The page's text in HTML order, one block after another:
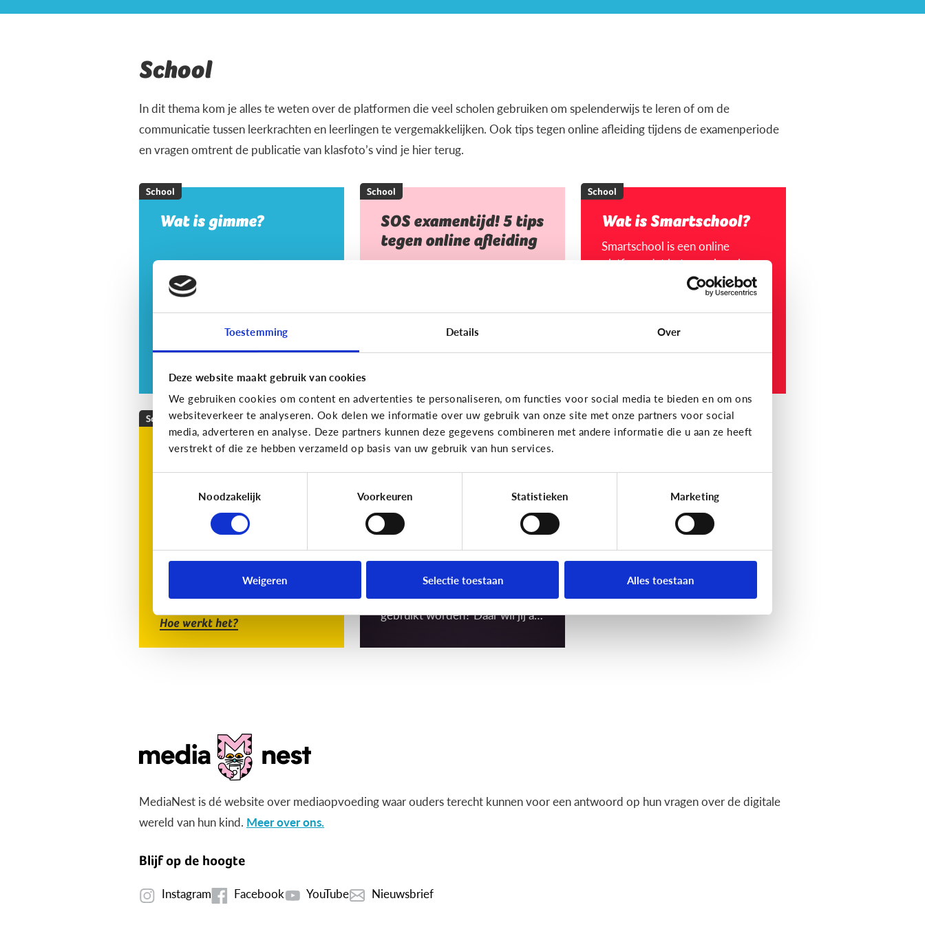
Toestemming Details Over
Deze website maakt gebruik van cookies
We gebruiken cookies om content en advertenties te personaliseren, om functies voor social media te bieden en om ons
websiteverkeer te analyseren. Ook delen we informatie over uw gebruik van onze site met onze partners voor social
media, adverteren en analyse. Deze partners kunnen deze gegevens combineren met andere informatie die u aan ze heeft
verstrekt of die ze hebben verzameld op basis van uw gebruik van hun services.
Noodzakelijk
Voorkeuren Statistieken Marketing
Weigeren Selectie toestaan Alles toestaan
School
In dit thema kom je alles te weten over de platformen die veel scholen gebruiken om spelenderwijs te leren of om de
communicatie tussen leerkrachten en leerlingen te vergemakkelijken. Ook tips tegen online afleiding tijdens de examenperiode
en vragen omtrent de publicatie van klasfoto’s vind je hier terug.
School
Wat is gimme?
School
SOS examentijd! 5 tips
tegen online afleiding
School
Wat is Smartschool?
Smartschool is een online
platform dat het voor jou als
ouder makkelijk maakt om in
contact te blijven met de
school.
School
Wat is Bingel?
Bingel is een online leerplatform
voor kinderen in de lagere
Hoe werkt het?
School
Mag een school
klasfoto's online
Terecht stel je de vraag of dit
wel mag. Want foto’s kunnen op
het internet soms een eigen
leven gaan leiden. Wie krijgt de
foto in zijn of haar bezit? En
waarvoor kan de foto precies
gebruikt worden? Daar wil jij als
(mee)beslissen! Gelukkig moet
MediaNest is dé website over mediaopvoeding waar ouders terecht kunnen voor een antwoord op hun vragen over de digitale
wereld van hun kind. Meer over ons.
Blijf op de hoogte
Instagram Facebook YouTube Nieuwsbrief